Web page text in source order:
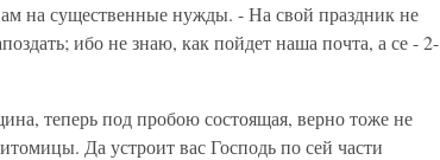
на существенные нужды. - На свой праздник не
ибо не знаю, как пойдет наша почта, а се - 2-
теперь под пробою состоящая, верно тоже не
Да устроит вас Господь по сей части